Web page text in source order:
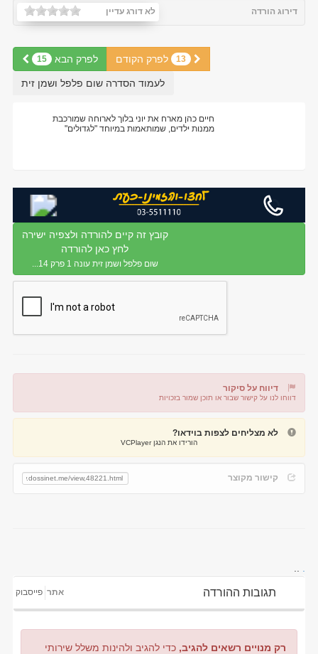
לא דורג עדיין דירוג הורדה
לפרק הבא 15 13 לפרק הקודם
לעמוד הסדרה שום פלפל ושמן זית
חיים כהן מארח את יוני בלוך לארוחה שמורכבת
ממנות ילדים, שמותאמות במיוחד "לגדולים"
קובץ זה קיים להורדה ולצפיה ישירה
לחץ כאן להורדה
שום פלפל ושמן זית עונה 1 פרק 14...
דיווח על סיקור
דווחו לנו על קישור שבור או תוכן שמור בזכויות
דיווח על קישור שבור
לא מצליחים לצפות בוידאו?
הורידו את הנגן VCPlayer
קישור מקוצר
תגובות ההורדה אתר פייסבוק
רק מנויים רשאים להגיב, כדי להגיב ולהינות משלל שירותי